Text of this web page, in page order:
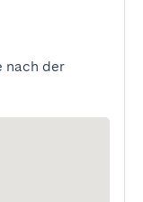
nach der